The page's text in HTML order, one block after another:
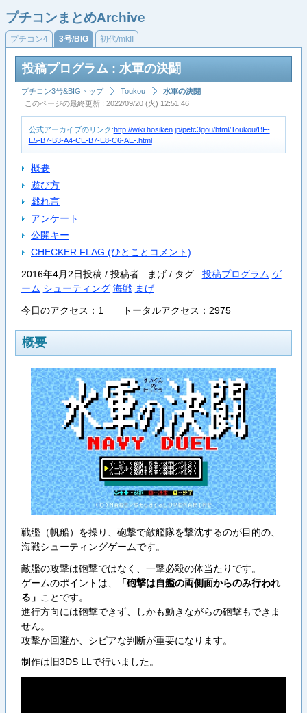
プチコンまとめArchive
プチコン4 3号/BIG 初代/mkII
投稿プログラム : 水軍の決闘
プチコン3号&BIGトップ Toukou
水軍の決闘
このページの最終更新 : 2022/09/20 (火) 12:51:46
公式アーカイブのリンク:http://wiki.hosiken.jp/petc3gou/html/Toukou/BF-
E5-B7-B3-A4-CE-B7-E8-C6-AE-.html
概要
遊び方
戯れ言
アンケート
公開キー
CHECKER FLAG (ひとことコメント)
2016年4月2日投稿 / 投稿者 : まげ / タグ : 投稿プログラム ゲ
ーム シューティング 海戦 まげ
今日のアクセス：1 トータルアクセス：2975
概要
戦艦（帆船）を操り、砲撃で敵艦隊を撃沈するのが目的の、
海戦シューティングゲームです。
敵艦の攻撃は砲撃ではなく、一撃必殺の体当たりです。
ゲームのポイントは、
「砲撃は自艦の両側面からのみ行われ
る」 ことです。
進行方向には砲撃できず、しかも動きながらの砲撃もできま
せん。
攻撃か回避か、シビアな判断が重要になります。
制作は旧3DS LLで行いました。